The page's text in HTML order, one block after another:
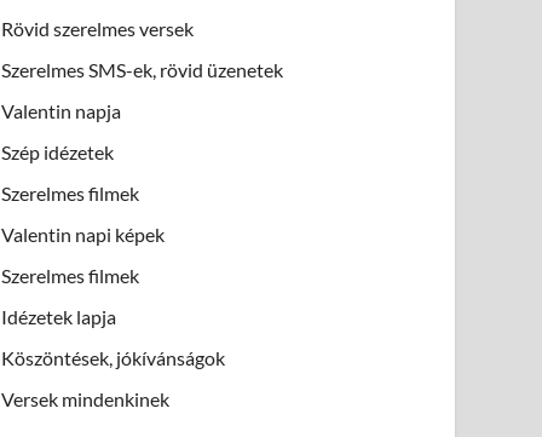
Rövid szerelmes versek
Szerelmes SMS-ek, rövid üzenetek
Valentin napja
Szép idézetek
Szerelmes filmek
Valentin napi képek
Szerelmes filmek
Idézetek lapja
Köszöntések, jókívánságok
Versek mindenkinek